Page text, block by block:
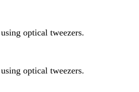
optical tweezers.
optical tweezers.